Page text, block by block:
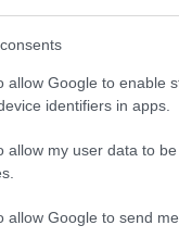
allow Google to enable
identifiers in apps.
allow my user data to
allow Google to send
országgyűlési
meg a